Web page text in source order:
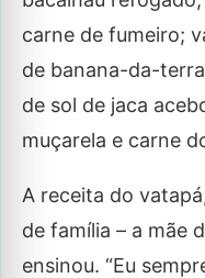
carne de fumeiro;
de banana-da-
de sol de jaca
muçarela e carne
A receita do
de família – a mãe
ensinou. “Eu